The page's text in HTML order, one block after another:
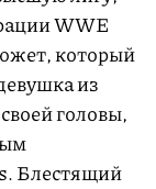
WWE
который
из
головы,
Блестящий